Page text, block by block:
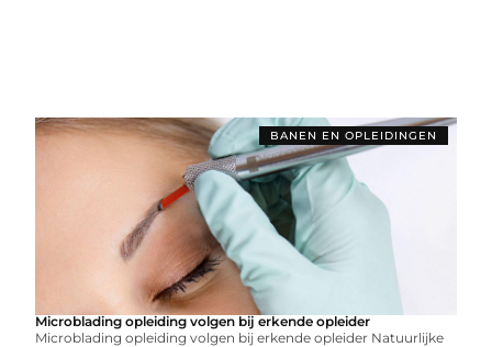
BANEN EN OPLEIDINGEN
Microblading opleiding volgen bij erkende opleider
Microblading opleiding volgen bij erkende opleider Natuurlijke